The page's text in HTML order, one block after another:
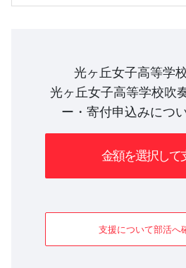
光ヶ丘女子高等学
光ヶ丘女子高等学校吹
ー・寄付申込みにつ
金額を選択して
支援について部活へ